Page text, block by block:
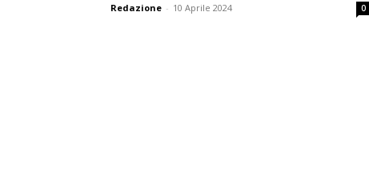
Redazione - 10 Aprile 2024 0